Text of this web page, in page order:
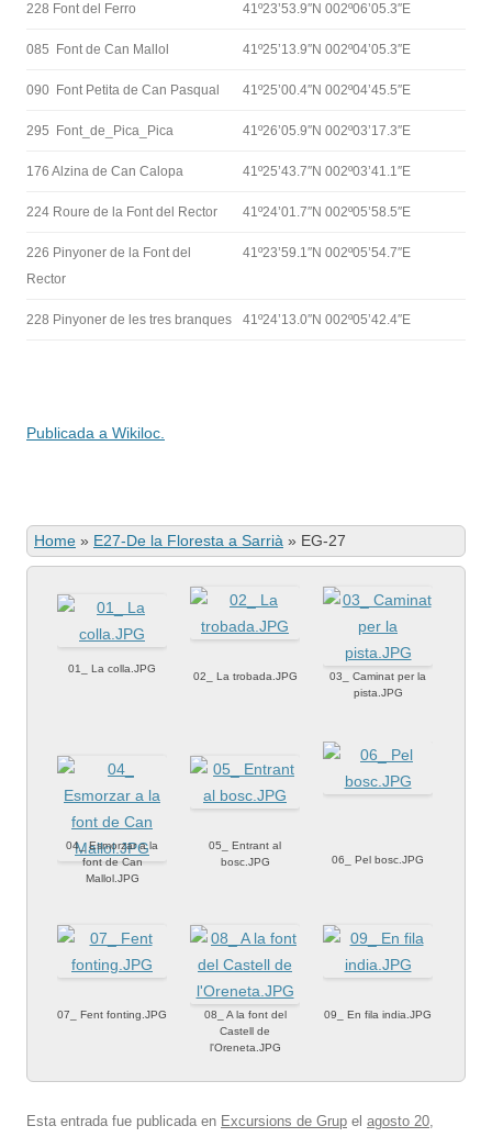
228 Font del Ferro 41º23’53.9″N 002º06’05.3″E
085 Font de Can Mallol 41º25’13.9″N 002º04’05.3″E
090 Font Petita de Can Pasqual 41º25’00.4″N 002º04’45.5″E
295 Font_de_Pica_Pica 41º26’05.9″N 002º03’17.3″E
176 Alzina de Can Calopa 41º25’43.7″N 002º03’41.1″E
224 Roure de la Font del Rector 41º24’01.7″N 002º05’58.5″E
226 Pinyoner de la Font del
Rector
41º23’59.1″N 002º05’54.7″E
228 Pinyoner de les tres branques 41º24’13.0″N 002º05’42.4″E
Publicada a Wikiloc.
Home » E27-De la Floresta a Sarrià » EG-27
01_ La colla.JPG
02_ La trobada.JPG
03_ Caminat per la
pista.JPG
04_ Esmorzar a la
font de Can
Mallol.JPG
05_ Entrant al
bosc.JPG
06_ Pel bosc.JPG
07_ Fent fonting.JPG
08_ A la font del
Castell de
l'Oreneta.JPG
09_ En fila india.JPG
Esta entrada fue publicada en Excursions de Grup el agosto 20,